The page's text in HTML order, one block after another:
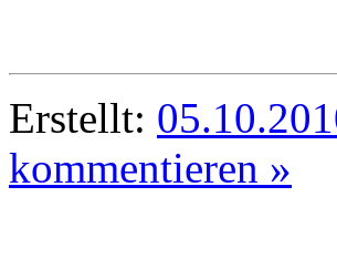
Erstellt:
kommentieren »